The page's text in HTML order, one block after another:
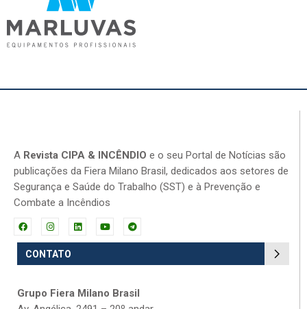
A Revista CIPA & INCÊNDIO e o seu Portal de Notícias são
publicações da Fiera Milano Brasil, dedicados aos setores de
Segurança e Saúde do Trabalho (SST) e à Prevenção e
Combate a Incêndios
CONTATO
Grupo Fiera Milano Brasil